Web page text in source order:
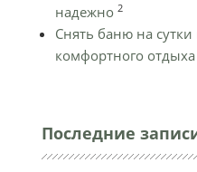
надежно 2
Снять баню на
комфортного отдыха
Последние